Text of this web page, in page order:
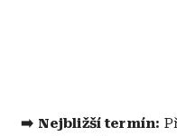
➡️ Nejbližší termín: